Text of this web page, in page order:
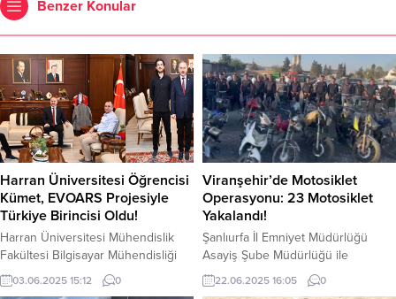
Benzer Konular
Harran Üniversitesi Öğrencisi
Kümet, EVOARS Projesiyle
Türkiye Birincisi Oldu!
Harran Üniversitesi Mühendislik
Fakültesi Bilgisayar Mühendisliği
öğrencisi Barış Enes Kümet,
geliştirdiği yenilikçi ve kültürel
03.06.2025 15:12 0
Viranşehir’de Motosiklet
Operasyonu: 23 Motosiklet
Yakalandı!
Şanlıurfa İl Emniyet Müdürlüğü
Asayiş Şube Müdürlüğü ile
Viranşehir İlçe Emniyet
Müdürlüğü’ne bağlı 20 ekip, 50
22.06.2025 16:05 0